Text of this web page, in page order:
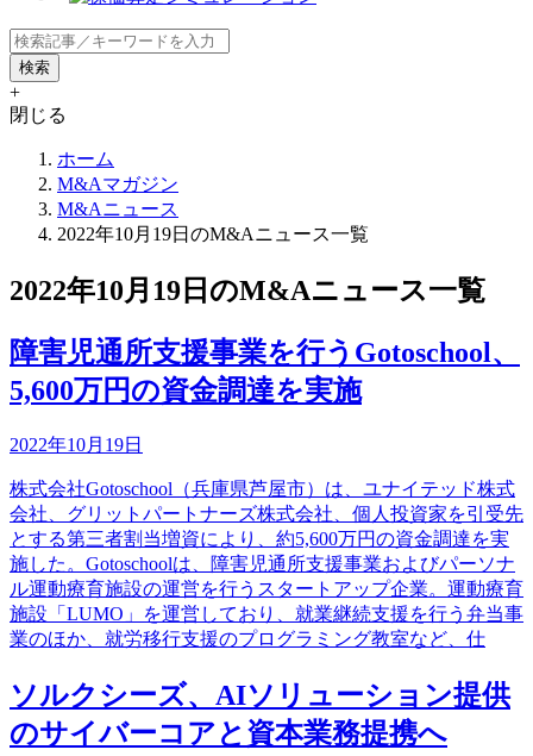
+
閉じる
ホーム
M&Aマガジン
M&Aニュース
2022年10月19日のM&Aニュース一覧
2022年10月19日のM&Aニュース一覧
障害児通所支援事業を行うGotoschool、
5,600万円の資金調達を実施
2022年10月19日
株式会社Gotoschool（兵庫県芦屋市）は、ユナイテッド株式
会社、グリットパートナーズ株式会社、個人投資家を引受先
とする第三者割当増資により、約5,600万円の資金調達を実
施した。Gotoschoolは、障害児通所支援事業およびパーソナ
ル運動療育施設の運営を行うスタートアップ企業。運動療育
施設「LUMO」を運営しており、就業継続支援を行う弁当事
業のほか、就労移行支援のプログラミング教室など、仕
ソルクシーズ、AIソリューション提供
のサイバーコアと資本業務提携へ